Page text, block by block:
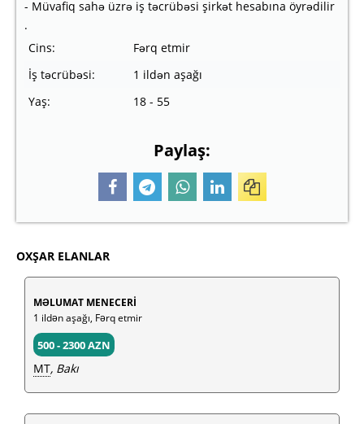
- Müvafiq sahə üzrə iş təcrübəsi şirkət hesabına öyrədilir
.
Cins:
Fərq etmir
İş təcrübəsi:
1 ildən aşağı
Yaş:
18 - 55
Paylaş:
OXŞAR ELANLAR
MƏLUMAT MENECERİ
1 ildən aşağı, Fərq etmir
500 - 2300 AZN
MT, Bakı